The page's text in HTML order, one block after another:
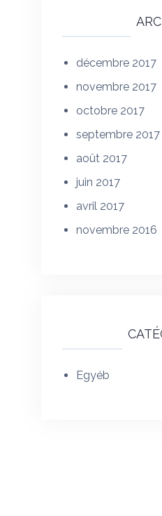
décembre 2017
novembre 2017
octobre 2017
septembre 2017
août 2017
juin 2017
avril 2017
novembre 2016
Egyéb